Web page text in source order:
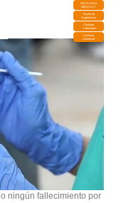
DESCARGA
MIRAPLAY
Buzón de
Sugerencias
Contratar
Publicidad
Contacto
Comercial
ningún fallecimiento por